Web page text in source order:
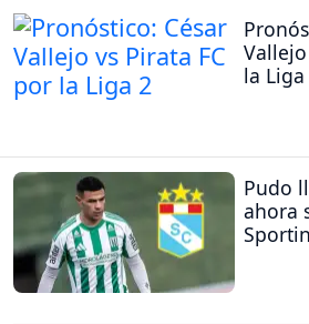
la Liga
Pudo
ahora